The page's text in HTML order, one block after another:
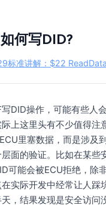
何写DID?
标准讲解：$22
DID操作，可能有些人
上这里头有不少值得注
里塞数据，而是涉及
面的验证。比如在某些
可能会被ECU拒绝，除
在实际开发中经常让人
，结果发现是安全访问